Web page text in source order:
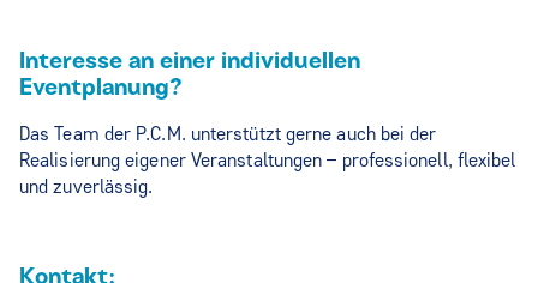
Interesse an einer individuellen
Eventplanung?
Das Team der P.C.M. unterstützt gerne auch bei der
Realisierung eigener Veranstaltungen – professionell, flexibel
und zuverlässig.
Kontakt: